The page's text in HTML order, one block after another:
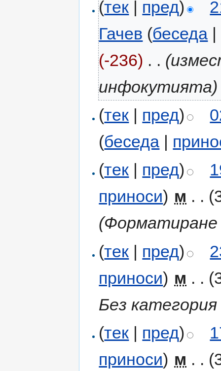
(тек | пред)
Гачев (беседа |
(-236) . .
инфокутията)
(тек | пред)
(беседа |
(тек | пред)
приноси) м . .
(Форматиране
(тек | пред)
приноси) м . .
Без
(тек | пред)
приноси) м . .